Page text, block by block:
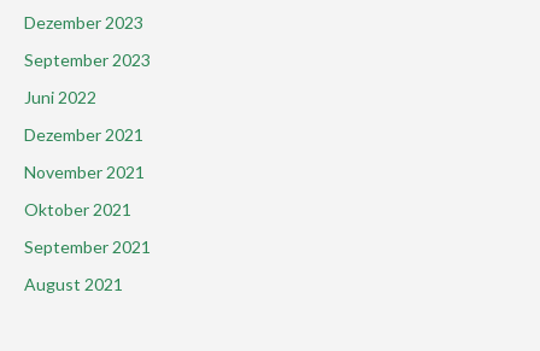
Dezember 2023
September 2023
Juni 2022
Dezember 2021
November 2021
Oktober 2021
September 2021
August 2021